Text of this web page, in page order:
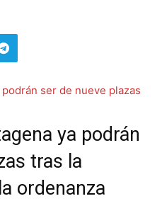
ya podrán
tras la
ordenanza